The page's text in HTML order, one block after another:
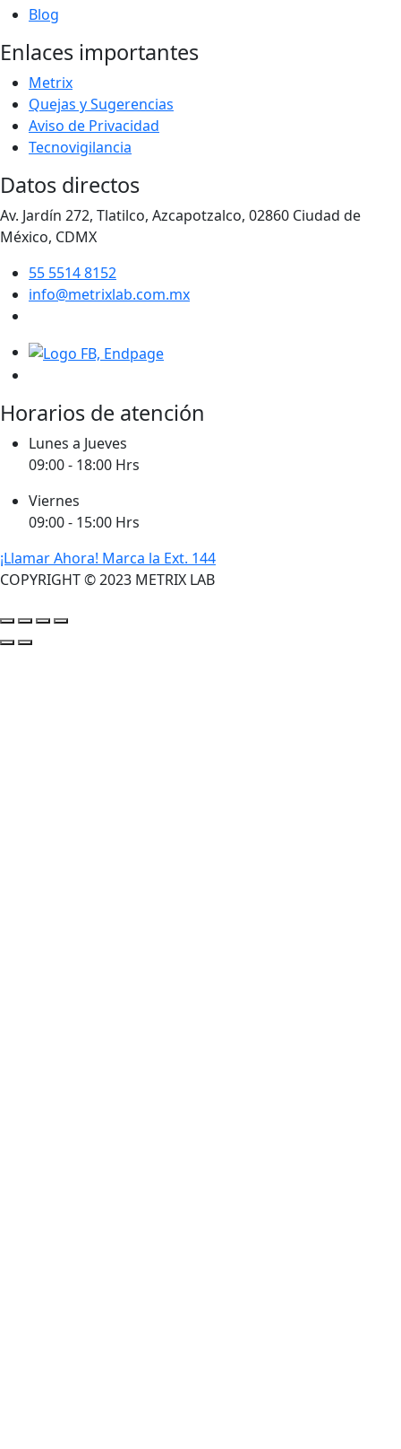
Blog
Enlaces importantes
Metrix
Quejas y Sugerencias
Aviso de Privacidad
Tecnovigilancia
Datos directos
Av. Jardín 272, Tlatilco, Azcapotzalco, 02860 Ciudad de
México, CDMX
55 5514 8152
info@metrixlab.com.mx
Horarios de atención
Lunes a Jueves
09:00 - 18:00 Hrs
Viernes
09:00 - 15:00 Hrs
¡Llamar Ahora! Marca la Ext. 144
COPYRIGHT © 2023 METRIX LAB